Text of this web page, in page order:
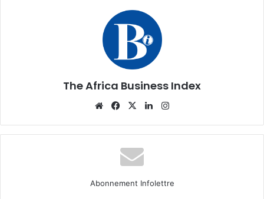
The Africa Business Index
WebsiteFacebook
X Linkedin
Abonnement Infolettre